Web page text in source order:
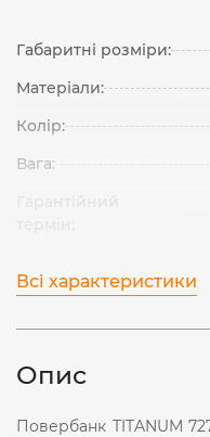
Габаритні розміри:
Матеріали:
Колір:
Вага:
Всі характеристики
Опис
Повербанк TITANUM